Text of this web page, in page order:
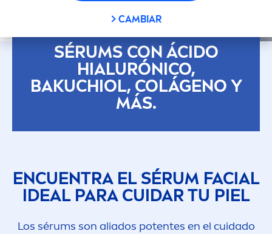
CAMBIAR
SÉRUMS CON ÁCIDO
HIALURÓNICO,
BAKUCHIOL, COLÁGENO Y
MÁS.
ENCUENTRA EL SÉRUM FACIAL
IDEAL PARA CUIDAR TU PIEL
Los sérums son aliados potentes en el cuidado